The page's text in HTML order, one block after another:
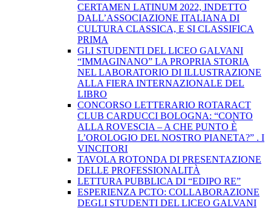
CERTAMEN LATINUM 2022, INDETTO
DALL’ASSOCIAZIONE ITALIANA DI
CULTURA CLASSICA, E SI CLASSIFICA
PRIMA
GLI STUDENTI DEL LICEO GALVANI
“IMMAGINANO” LA PROPRIA STORIA
NEL LABORATORIO DI ILLUSTRAZIONE
ALLA FIERA INTERNAZIONALE DEL
LIBRO
CONCORSO LETTERARIO ROTARACT
CLUB CARDUCCI BOLOGNA: “CONTO
ALLA ROVESCIA – A CHE PUNTO È
L’OROLOGIO DEL NOSTRO PIANETA?” . I
VINCITORI
TAVOLA ROTONDA DI PRESENTAZIONE
DELLE PROFESSIONALITÀ
LETTURA PUBBLICA DI “EDIPO RE”
ESPERIENZA PCTO: COLLABORAZIONE
DEGLI STUDENTI DEL LICEO GALVANI